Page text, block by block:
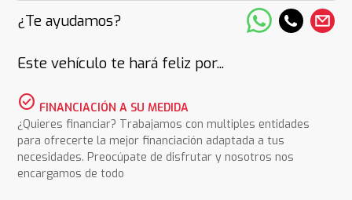
¿Te ayudamos?
Este vehículo te hará feliz por...
check_circle FINANCIACIÓN A SU MEDIDA
¿Quieres financiar? Trabajamos con multiples entidades
para ofrecerte la mejor financiación adaptada a tus
necesidades. Preocúpate de disfrutar y nosotros nos
encargamos de todo